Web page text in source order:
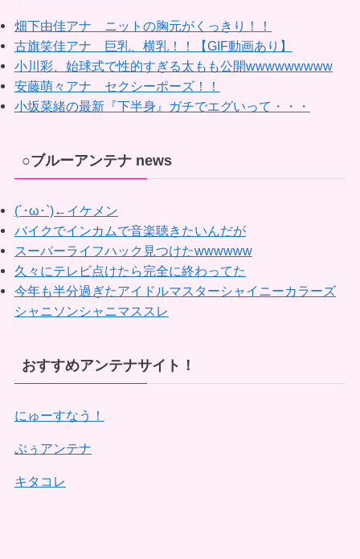
畑下由佳アナ ニットの胸元がくっきり！！
古旗笑佳アナ 巨乳、横乳！！【GIF動画あり】
小川彩、始球式で性的すぎる太もも公開wwwwwwwww
安藤萌々アナ セクシーポーズ！！
小坂菜緒の最新『下半身』ガチでエグいって・・・
○ブルーアンテナ news
(´･ω･`)←イケメン
バイクでインカムで音楽聴きたいんだが
スーパーライフハック見つけたwwwwww
久々にテレビ点けたら完全に終わってた
今年も半分過ぎたアイドルマスターシャイニーカラーズ
シャニソンシャニマススレ
おすすめアンテナサイト！
にゅーすなう！
ぷぅアンテナ
キタコレ